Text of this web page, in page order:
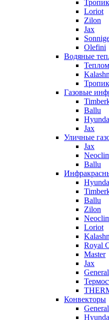
Тропик
Loriot
Zilon
Jax
Olefini
Водяные
Тропик
Газовые
Ballu
Jax
Уличные
Jax
Ballu
Ballu
Zilon
Loriot
Royal
Master
Jax
Конвекторы